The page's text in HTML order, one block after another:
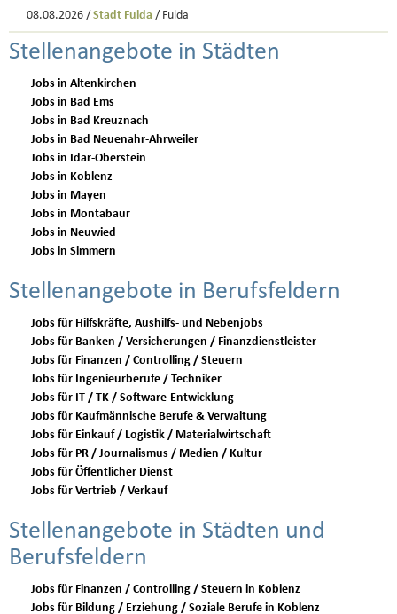
08.08.2026 / Stadt Fulda / Fulda
Stellenangebote in Städten
Jobs in Altenkirchen
Jobs in Bad Ems
Jobs in Bad Kreuznach
Jobs in Bad Neuenahr-Ahrweiler
Jobs in Idar-Oberstein
Jobs in Koblenz
Jobs in Mayen
Jobs in Montabaur
Jobs in Neuwied
Jobs in Simmern
Stellenangebote in Berufsfeldern
Jobs für Hilfskräfte, Aushilfs- und Nebenjobs
Jobs für Banken / Versicherungen / Finanzdienstleister
Jobs für Finanzen / Controlling / Steuern
Jobs für Ingenieurberufe / Techniker
Jobs für IT / TK / Software-Entwicklung
Jobs für Kaufmännische Berufe & Verwaltung
Jobs für Einkauf / Logistik / Materialwirtschaft
Jobs für PR / Journalismus / Medien / Kultur
Jobs für Öffentlicher Dienst
Jobs für Vertrieb / Verkauf
Stellenangebote in Städten und
Berufsfeldern
Jobs für Finanzen / Controlling / Steuern in Koblenz
Jobs für Bildung / Erziehung / Soziale Berufe in Koblenz